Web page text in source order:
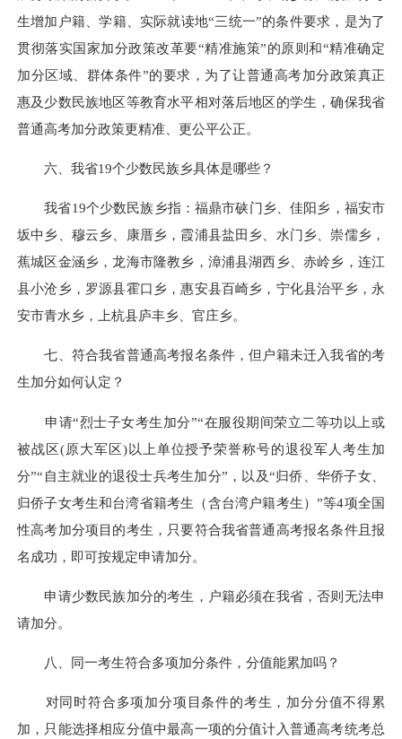
生增加户籍、学籍、实际就读地“三统一”的条件要求，是为了
贯彻落实国家加分政策改革要“精准施策”的原则和“精准确定
加分区域、群体条件”的要求，为了让普通高考加分政策真正
惠及少数民族地区等教育水平相对落后地区的学生，确保我省
普通高考加分政策更精准、更公平公正。
六、我省19个少数民族乡具体是哪些？
我省19个少数民族乡指：福鼎市硖门乡、佳阳乡，福安市
坂中乡、穆云乡、康厝乡，霞浦县盐田乡、水门乡、崇儒乡，
蕉城区金涵乡，龙海市隆教乡，漳浦县湖西乡、赤岭乡，连江
县小沧乡，罗源县霍口乡，惠安县百崎乡，宁化县治平乡，永
安市青水乡，上杭县庐丰乡、官庄乡。
七、符合我省普通高考报名条件，但户籍未迁入我省的考
生加分如何认定？
申请“烈士子女考生加分”“在服役期间荣立二等功以上或
被战区(原大军区)以上单位授予荣誉称号的退役军人考生加
分”“自主就业的退役士兵考生加分”，以及“归侨、华侨子女、
归侨子女考生和台湾省籍考生（含台湾户籍考生）”等4项全国
性高考加分项目的考生，只要符合我省普通高考报名条件且报
名成功，即可按规定申请加分。
申请少数民族加分的考生，户籍必须在我省，否则无法申
请加分。
八、同一考生符合多项加分条件，分值能累加吗？
对同时符合多项加分项目条件的考生，加分分值不得累
加，只能选择相应分值中最高一项的分值计入普通高考统考总